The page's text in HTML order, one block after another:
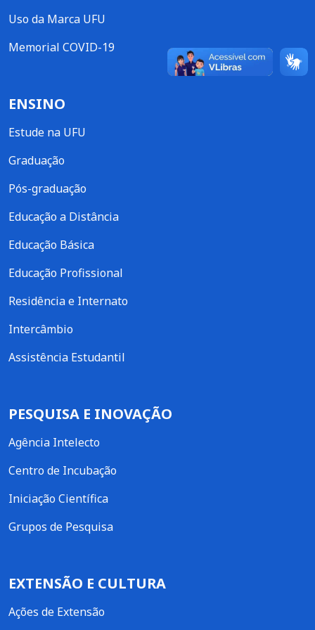
Uso da Marca UFU
Memorial COVID-19
ENSINO
Estude na UFU
Graduação
Pós-graduação
Educação a Distância
Educação Básica
Educação Profissional
Residência e Internato
Intercâmbio
Assistência Estudantil
PESQUISA E INOVAÇÃO
Agência Intelecto
Centro de Incubação
Iniciação Científica
Grupos de Pesquisa
EXTENSÃO E CULTURA
Ações de Extensão